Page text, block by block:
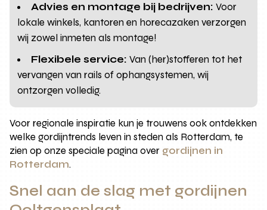
Advies en montage bij bedrijven: Voor
lokale winkels, kantoren en horecazaken verzorgen
wij zowel inmeten als montage!
Flexibele service: Van (her)stofferen tot het
vervangen van rails of ophangsystemen, wij
ontzorgen volledig.
Voor regionale inspiratie kun je trouwens ook ontdekken
welke gordijntrends leven in steden als Rotterdam, te
zien op onze speciale pagina over gordijnen in
Rotterdam.
Snel aan de slag met gordijnen